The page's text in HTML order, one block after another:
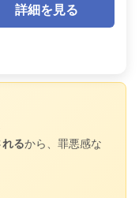
詳細を見る
るから、罪悪感な